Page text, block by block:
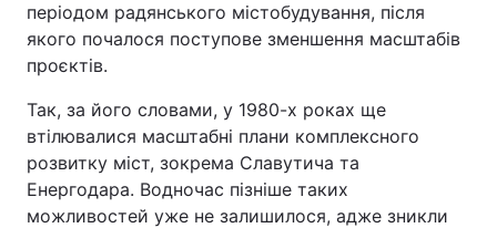
періодом радянського містобудування, після
якого почалося поступове зменшення масштабів
проєктів.
Так, за його словами, у 1980-х роках ще
втілювалися масштабні плани комплексного
розвитку міст, зокрема Славутича та
Енергодара. Водночас пізніше таких
можливостей уже не залишилося, адже зникли